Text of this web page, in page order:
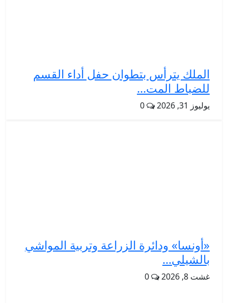
الملك يترأس بتطوان حفل أداء القسم
للضباط المت...
يوليوز 31, 2026 0
«أونسا» ودائرة الزراعة وتربية المواشي
بالشيلي...
غشت 8, 2026 0